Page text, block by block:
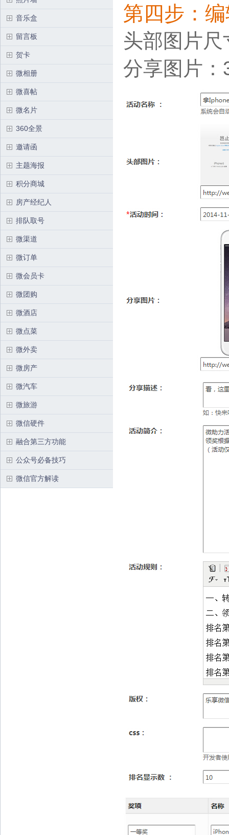
音乐盒
留言板
贺卡
微相册
微喜帖
微名片
360全景
邀请函
主题海报
积分商城
房产经纪人
排队取号
微渠道
微订单
微会员卡
微团购
微酒店
微点菜
微外卖
微房产
微汽车
微旅游
微信硬件
融合第三方功能
公众号必备技巧
微信官方解读
第四步：
头部图片
分享图片